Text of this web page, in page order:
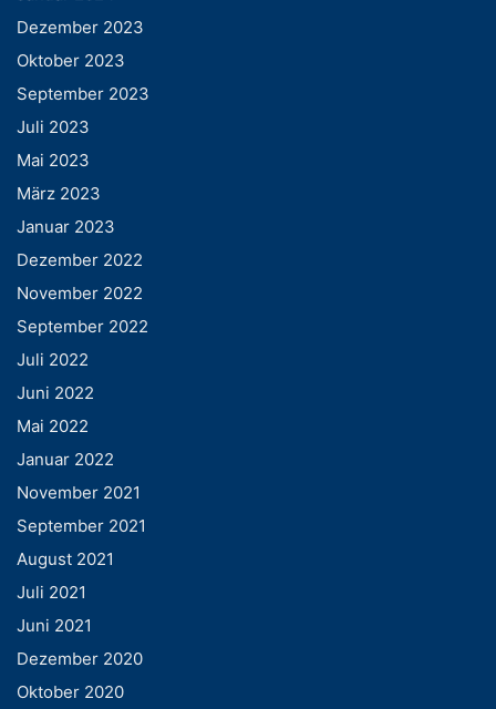
Dezember 2023
Oktober 2023
September 2023
Juli 2023
Mai 2023
März 2023
Januar 2023
Dezember 2022
November 2022
September 2022
Juli 2022
Juni 2022
Mai 2022
Januar 2022
November 2021
September 2021
August 2021
Juli 2021
Juni 2021
Dezember 2020
Oktober 2020